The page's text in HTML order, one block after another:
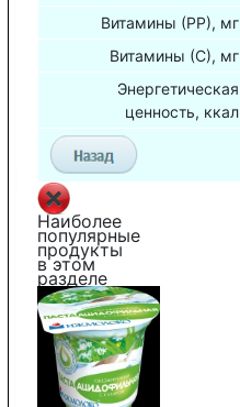
Витамины (РР), мг
Витамины (С), мг
Энергетическая
ценность, ккал
Наиболее
популярные
продукты
в этом
разделе